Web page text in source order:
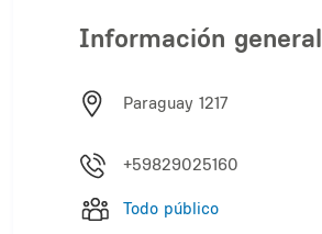
Información general
Paraguay 1217
+59829025160
Todo público